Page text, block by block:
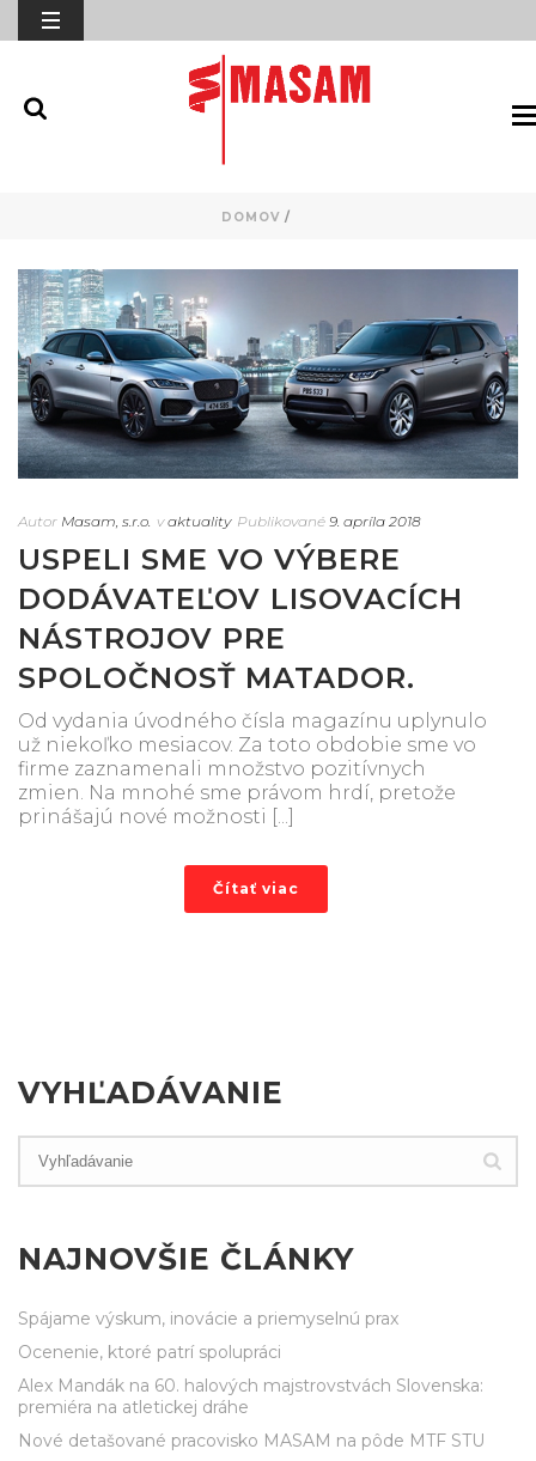
DOMOV /
Autor Masam, s.r.o. v aktuality Publikované 9. apríla 2018
USPELI SME VO VÝBERE
DODÁVATEĽOV LISOVACÍCH
NÁSTROJOV PRE
SPOLOČNOSŤ MATADOR.
Od vydania úvodného čísla magazínu uplynulo
už niekoľko mesiacov. Za toto obdobie sme vo
firme zaznamenali množstvo pozitívnych
zmien. Na mnohé sme právom hrdí, pretože
prinášajú nové možnosti [...]
Čítať viac
VYHĽADÁVANIE
NAJNOVŠIE ČLÁNKY
Spájame výskum, inovácie a priemyselnú prax
Ocenenie, ktoré patrí spolupráci
Alex Mandák na 60. halových majstrovstvách Slovenska:
premiéra na atletickej dráhe
Nové detašované pracovisko MASAM na pôde MTF STU